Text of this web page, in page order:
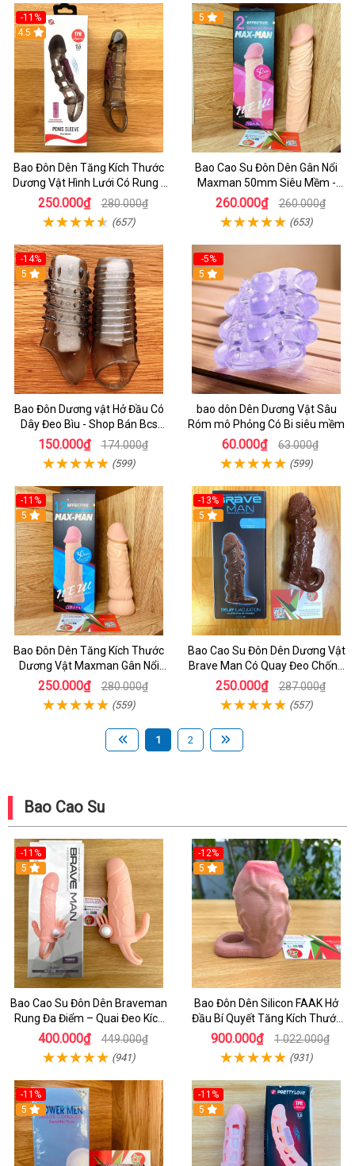
-11%
4.5
Bao Đôn Dên Tăng Kích Thước
Dương Vật Hình Lưới Có Rung -
Bao Đôn Hcm
250.000₫ 280.000₫
(657)
5
Bao Cao Su Đôn Dên Gân Nổi
Maxman 50mm Siêu Mềm -
BCS Đôn Dên Q9
260.000₫ 260.000₫
(653)
-14%
5
Bao Đôn Dương vật Hở Đầu Có
Dây Đeo Bìu - Shop Bán Bcs
Hcm
150.000₫ 174.000₫
(599)
-5%
5
bao dôn Dên Dương Vật Sâu
Róm mô Phỏng Có Bi siêu mềm
60.000₫ 63.000₫
(599)
-11%
5
Bao Đôn Dên Tăng Kích Thước
Dương Vật Maxman Gân Nổi
30mm
250.000₫ 280.000₫
(559)
-13%
5
Bao Cao Su Đôn Dên Dương Vật
Brave Man Có Quay Đeo Chống
Tuật Siêu Mềm Dùng Cho Nam
250.000₫ 287.000₫
(557)
1 2
Bao Cao Su
-11%
5
Bao Cao Su Đôn Dên Braveman
Rung Đa Điểm – Quai Đeo Kích
Thích Âm Vật Và Hậu Môn
400.000₫ 449.000₫
(941)
-12%
5
Bao Đôn Dên Silicon FAAK Hở
Đầu Bí Quyết Tăng Kích Thước
Cho Nam
900.000₫ 1.022.000₫
(931)
-11%
5
-11%
5